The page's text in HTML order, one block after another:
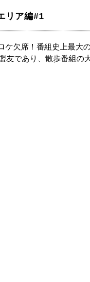
リア編#1
ケ欠席！番組史上最大
友であり、散歩番組の